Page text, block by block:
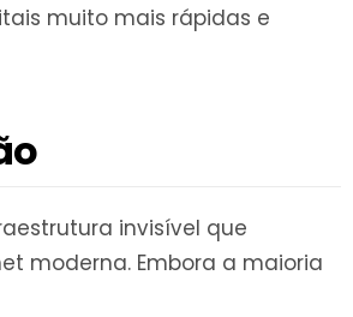
muito mais rápidas e
invisível que
moderna. Embora a maioria